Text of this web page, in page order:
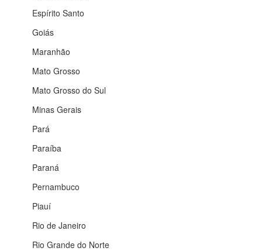
Espírito Santo
Goiás
Maranhão
Mato Grosso
Mato Grosso do Sul
Minas Gerais
Pará
Paraíba
Paraná
Pernambuco
Piauí
Rio de Janeiro
Rio Grande do Norte